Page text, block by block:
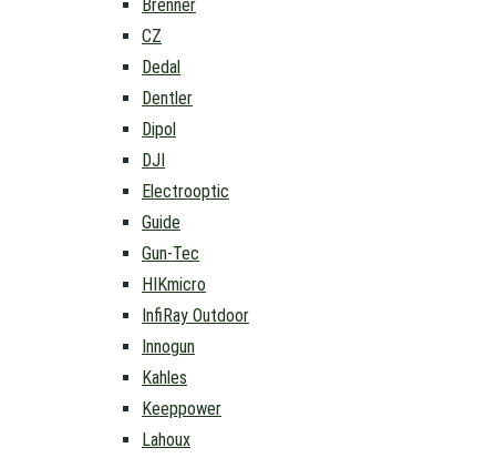
Brenner
CZ
Dedal
Dentler
Dipol
DJI
Electrooptic
Guide
Gun-Tec
HIKmicro
InfiRay Outdoor
Innogun
Kahles
Keeppower
Lahoux